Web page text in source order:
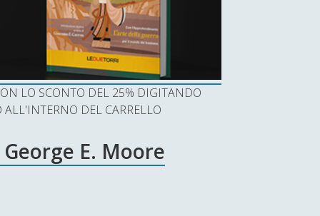
LO SCONTO DEL 25% DIGITANDO
DEL CARRELLO
E. Moore